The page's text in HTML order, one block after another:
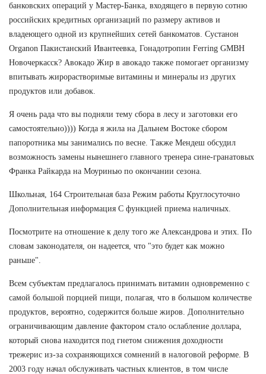
банковских операций у Мастер-Банка, входящего в первую сотню
российских кредитных организаций по размеру активов и
владеющего одной из крупнейших сетей банкоматов. Сустанон
Organon Пакистанский Ивантеевка, Гонадотропин Ferring GMBH
Новочеркасск? Авокадо Жир в авокадо также помогает организму
впитывать жирорастворимые витамины и минералы из других
продуктов или добавок.
Я очень рада что вы подняли тему сбора в лесу и заготовки его
самостоятельно)))) Когда я жила на Дальнем Востоке сбором
папоротника мы занимались по весне. Также Мендеш обсудил
возможность замены нынешнего главного тренера сине-гранатовых
Франка Райкарда на Моуринью по окончании сезона.
Школьная, 164 Строительная база Режим работы Круглосуточно
Дополнительная информация С функцией приема наличных.
Посмотрите на отношение к делу того же Александрова и этих. По
словам законодателя, он надеется, что "это будет как можно
раньше".
Всем субъектам предлагалось принимать витамин одновременно с
самой большой порцией пищи, полагая, что в большом количестве
продуктов, вероятно, содержится больше жиров. Дополнительно
ограничивающим давление фактором стало ослабление доллара,
который снова находится под гнетом снижения доходности
трежерис из-за сохраняющихся сомнений в налоговой реформе. В
2003 году начал обслуживать частных клиентов, в том числе